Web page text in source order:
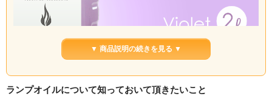
オイルランタン燃料にも使えるパラフィンランプオイル
室内テーブルランプはもちろん、アウトドア.キャンプでランタンオイル燃料とし
ても人気の「キャンライト」パラフィンランプオイル
▼ 商品説明の続きを見る ▼
ランプオイルについて知っておいて頂きたいこと